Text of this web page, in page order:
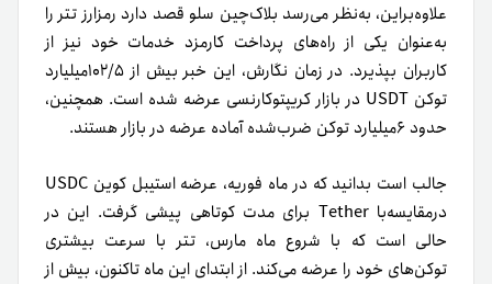
علاوه‌براین، به‌نظر می‌رسد بلاک‌چین سلو قصد دارد رمزارز تتر را
به‌عنوان یکی از راه‌های پرداخت کارمزد خدمات خود نیز از
کاربران بپذیرد. در زمان نگارش، این خبر بیش از ۱۰۲/۵میلیارد
توکن USDT در بازار کریپتوکارنسی عرضه شده است. همچنین،
حدود ۶میلیارد توکن ضرب‌شده آماده عرضه در بازار هستند.
جالب است بدانید که در ماه فوریه، عرضه استیبل کوین USDC
در‌مقایسه‌با Tether برای مدت کوتاهی پیشی گرفت. این در
حالی است که با شروع ماه مارس، تتر با سرعت بیشتری
توکن‌های خود را عرضه می‌کند. از ابتدای این ماه تاکنون، بیش از